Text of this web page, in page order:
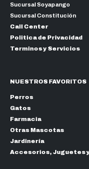
Sucursal Soyapango
Sucursal Constitución
Call Center
Politica de Privacidad
Terminos y Servicios
NUESTROS FAVORITOS
Perros
Gatos
Farmacia
Otras Mascotas
Jardinería
Accesorios, Juguetes